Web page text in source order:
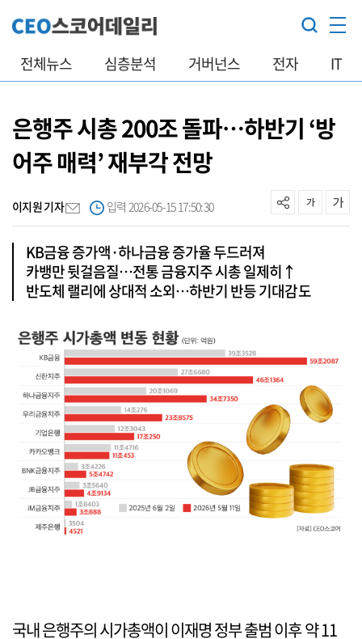
전체뉴스 심층분석 거버넌스 전자 IT
은행주 시총 200조 돌파…하반기 ‘방
어주 매력’ 재부각 전망
이지원 기자 입력 2026-05-15 17:50:30
KB금융 증가액·하나금융 증가율 두드러져
카뱅만 뒷걸음질…전통 금융지주 시총 일제히↑
반도체 랠리에 상대적 소외…하반기 반등 기대감도
국내 은행주의 시가총액이 이재명 정부 출범 이후 약 11